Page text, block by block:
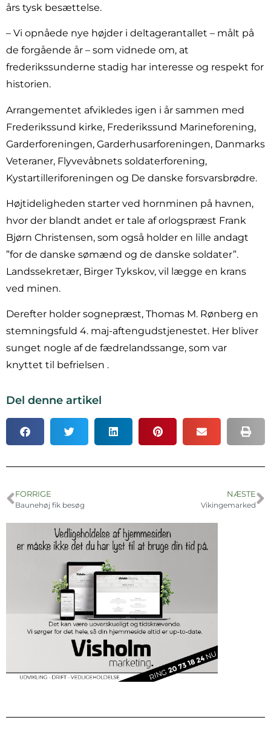
års tysk besættelse.
– Vi opnåede nye højder i deltagerantallet – målt på
de forgående år – som vidnede om, at
frederikssunderne stadig har interesse og respekt for
historien.
Arrangementet afvikledes igen i år sammen med
Frederikssund kirke, Frederikssund Marineforening,
Garderforeningen, Garderhusarforeningen, Danmarks
Veteraner, Flyvevåbnets soldaterforening,
Kystartilleriforeningen og De danske forsvarsbrødre.
Højtideligheden starter ved hornminen på havnen,
hvor der blandt andet er tale af orlogspræst Frank
Bjørn Christensen, som også holder en lille andagt
”for de danske sømænd og de danske soldater”.
Landssekretær, Birger Tykskov, vil lægge en krans
ved minen.
Derefter holder sognepræst, Thomas M. Rønberg en
stemningsfuld 4. maj-aftengudstjenestet. Her bliver
sunget nogle af de fædrelandssange, som var
knyttet til befrielsen .
Del denne artikel
FORRIGE
Baunehøj fik besøg
NÆSTE
Vikingemarked